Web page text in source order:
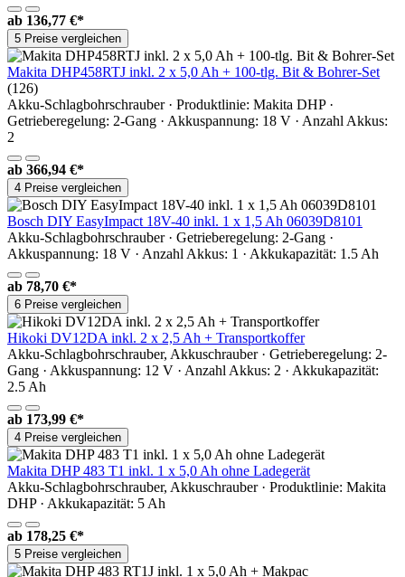
ab 136,77 €*
5 Preise vergleichen
Makita DHP458RTJ inkl. 2 x 5,0 Ah + 100-tlg. Bit & Bohrer-Set
(126)
Akku-Schlagbohrschrauber · Produktlinie: Makita DHP ·
Getrieberegelung: 2-Gang · Akkuspannung: 18 V · Anzahl Akkus:
2
ab 366,94 €*
4 Preise vergleichen
Bosch DIY EasyImpact 18V-40 inkl. 1 x 1,5 Ah 06039D8101
Akku-Schlagbohrschrauber · Getrieberegelung: 2-Gang ·
Akkuspannung: 18 V · Anzahl Akkus: 1 · Akkukapazität: 1.5 Ah
ab 78,70 €*
6 Preise vergleichen
Hikoki DV12DA inkl. 2 x 2,5 Ah + Transportkoffer
Akku-Schlagbohrschrauber, Akkuschrauber · Getrieberegelung: 2-
Gang · Akkuspannung: 12 V · Anzahl Akkus: 2 · Akkukapazität:
2.5 Ah
ab 173,99 €*
4 Preise vergleichen
Makita DHP 483 T1 inkl. 1 x 5,0 Ah ohne Ladegerät
Akku-Schlagbohrschrauber, Akkuschrauber · Produktlinie: Makita
DHP · Akkukapazität: 5 Ah
ab 178,25 €*
5 Preise vergleichen